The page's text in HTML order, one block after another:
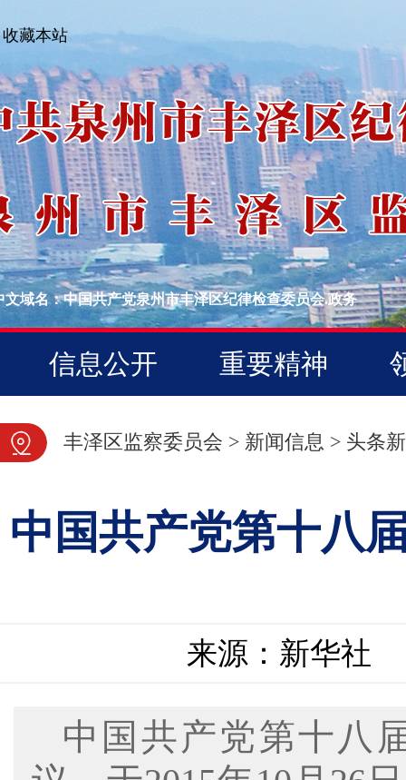
收藏本站
文域名：中国共产党泉州市丰泽区纪律检查委员会.政务
信息公开 重要精神
图片新闻
丰泽区监察委员会 > 新闻信息 > 头条
中国共产党第十八
来源：新华社
中国共产党第十八